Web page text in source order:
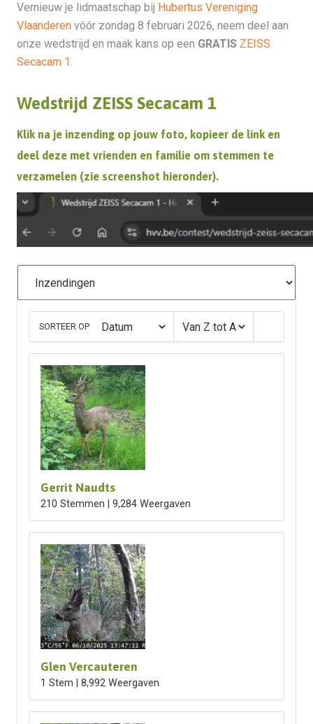
Vernieuw je lidmaatschap bij Hubertus Vereniging
Vlaanderenvóór zondag 8 februari 2026, neem deel aan
onze wedstrijd en maak kans op een GRATIS ZEISS
Secacam 1 .
Wedstrijd ZEISS Secacam 1
Klik na je inzending op jouw foto, kopieer de link en
deel deze met vrienden en familie om stemmen te
verzamelen (zie screenshot hieronder).
SORTEER OP
Gerrit Naudts
210 Stemmen | 9,284 Weergaven
Glen Vercauteren
1 Stem | 8,992 Weergaven